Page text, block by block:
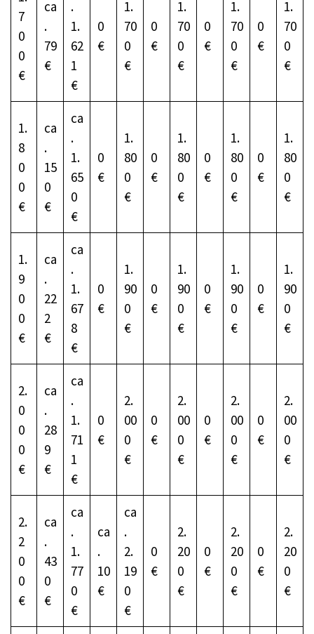
7
0
0
€
ca
.
79
€
.
1.
62
1
€
0
€
1.
70
0
€
0
€
1.
70
0
€
0
€
1.
70
0
€
0
€
1.
70
0
€
1.
8
0
0
€
ca
.
15
0
€
ca
.
1.
65
0
€
0
€
1.
80
0
€
0
€
1.
80
0
€
0
€
1.
80
0
€
0
€
1.
80
0
€
1.
9
0
0
€
ca
.
22
2
€
ca
.
1.
67
8
€
0
€
1.
90
0
€
0
€
1.
90
0
€
0
€
1.
90
0
€
0
€
1.
90
0
€
2.
0
0
0
€
ca
.
28
9
€
ca
.
1.
71
1
€
0
€
2.
00
0
€
0
€
2.
00
0
€
0
€
2.
00
0
€
0
€
2.
00
0
€
2.
2
0
0
€
ca
.
43
0
€
ca
.
1.
77
0
€
ca
.
10
€
ca
.
2.
19
0
€
0
€
2.
20
0
€
0
€
2.
20
0
€
0
€
2.
20
0
€